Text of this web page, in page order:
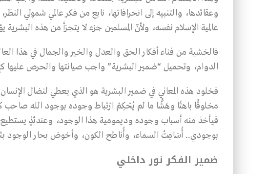
وعقائدها، والتنبيه إلى انحرافاتها، نابع من فكر عالمي شمولي
عالمية الإسلام نفسه، ولأنّ المسلمين جزء لا يتجزأ من هذه
فالخشية من فناء أفكار الحق والعدل والخير والجمال في هذا
الدوام، وتحميل “ضمير البشرية” واجب صيانتها والحرص عليها
فخلود هذه المعاني في ضمير البشرية هو الذي يعطي لنضال
مخلوقًا باهتًا وهَشًّا ما لم يُحْكِمْ ارْتباط وجوده بوجود الله
فيأخذ منه أسباب وجوده وديمومية هذا الوجود، وعندئذٍ
بوجودي.. أُسَامِتُ السماء، وأُناطح الكون، وأخوض بحار الوجود
ضمير الفكر نور داخلي